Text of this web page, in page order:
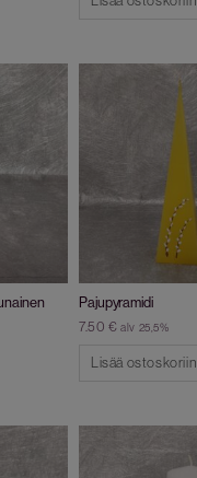
Pajupyramidi
7.50 € alv 25,5%
Lisää ostoskoriin